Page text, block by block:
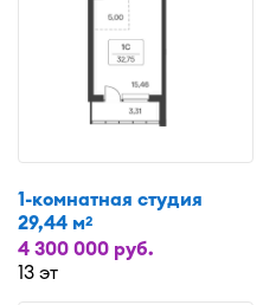
1-комнатная студия
29,44 м2
4 300 000 руб.
13 эт